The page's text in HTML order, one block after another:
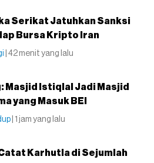
Serikat Jatuhkan Sanksi
Bursa Kripto Iran
| 42 menit yang lalu
Masjid Istiqlal Jadi Masjid
yang Masuk BEI
| 1 jam yang lalu
Catat Karhutla di Sejumlah